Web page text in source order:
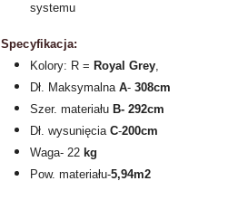
systemu
Specyfikacja:
Kolory: R = Royal Grey,
Dł. Maksymalna A- 308cm
Szer. materiału B- 292cm
Dł. wysunięcia C-200cm
Waga- 22 kg
Pow. materiału-5,94m2